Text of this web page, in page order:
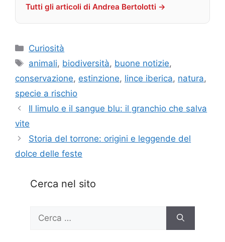
Tutti gli articoli di Andrea Bertolotti →
Categorie
Curiosità
Tag
animali, biodiversità, buone notizie,
conservazione, estinzione, lince iberica, natura,
specie a rischio
Il limulo e il sangue blu: il granchio che salva
vite
Storia del torrone: origini e leggende del
dolce delle feste
Cerca nel sito
Ricerca